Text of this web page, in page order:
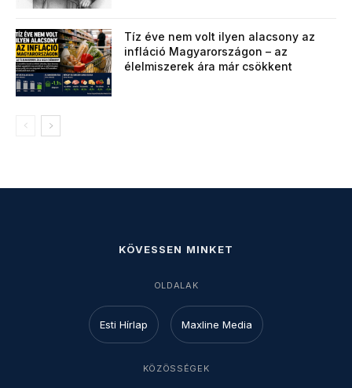
Tíz éve nem volt ilyen alacsony az
infláció Magyarországon – az
élelmiszerek ára már csökkent
KÖVESSEN MINKET
OLDALAK
Esti Hírlap Maxline Media
KÖZÖSSÉGEK